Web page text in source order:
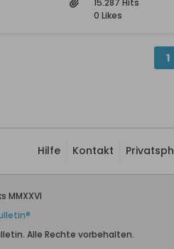
15.287 Hits
0 Likes
1
Hilfe Kontakt
MMXXVI
Alle Rechte vorbehalten.